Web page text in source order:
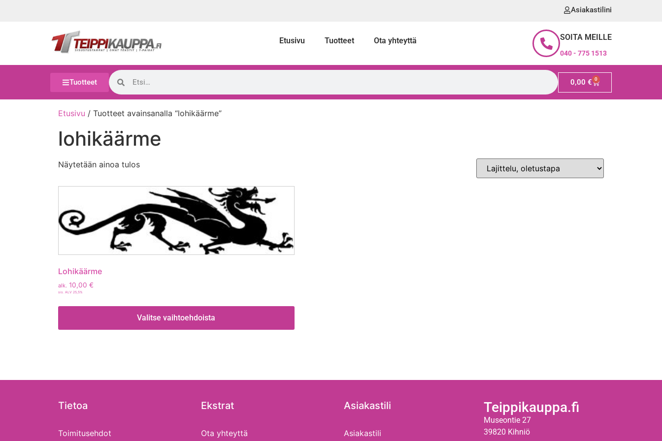
Asiakastilini
Etusivu Tuotteet Ota yhteyttä SOITA MEILLE
040 - 775 1513
Tuotteet 0,00 € 0
Etusivu / Tuotteet avainsanalla “lohikäärme”
lohikäärme
Näytetään ainoa tulos
Lohikäärme
alk. 10,00 €
sis. ALV 25,5%
Valitse vaihtoehdoista
Tietoa
Toimitusehdot
Ekstrat
Ota yhteyttä
Asiakastili
Asiakastili
Teippikauppa.fi
Museontie 27
39820 Kihniö